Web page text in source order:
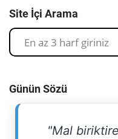
Site İçi Arama
Günün Sözü
"Mal